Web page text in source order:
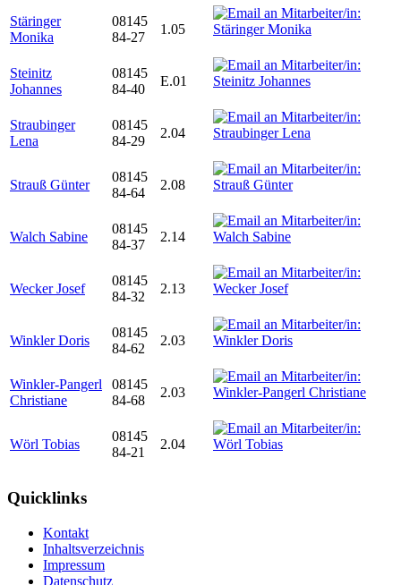
Stäringer
Monika
08145
84-27
1.05
Steinitz
Johannes
08145
84-40
E.01
Straubinger
Lena
08145
84-29
2.04
Strauß Günter
08145
84-64
2.08
Walch Sabine
08145
84-37
2.14
Wecker Josef
08145
84-32
2.13
Winkler Doris
08145
84-62
2.03
Winkler-Pangerl
Christiane
08145
84-68
2.03
Wörl Tobias
08145
84-21
2.04
Quicklinks
Kontakt
Inhaltsverzeichnis
Impressum
Datenschutz